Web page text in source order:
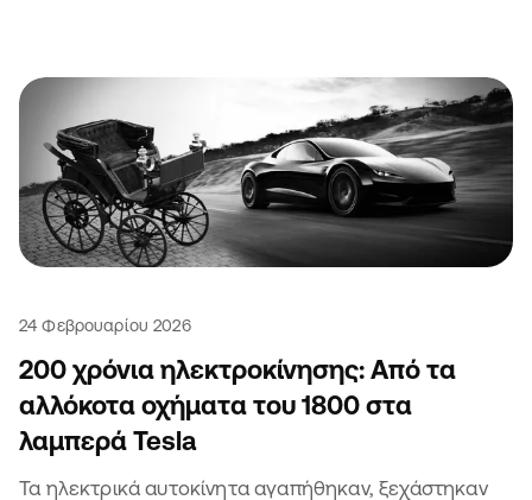
24 Φεβρουαρίου 2026
200 χρόνια ηλεκτροκίνησης: Από τα
αλλόκοτα οχήματα του 1800 στα
λαμπερά Tesla
Τα ηλεκτρικά αυτοκίνητα αγαπήθηκαν, ξεχάστηκαν